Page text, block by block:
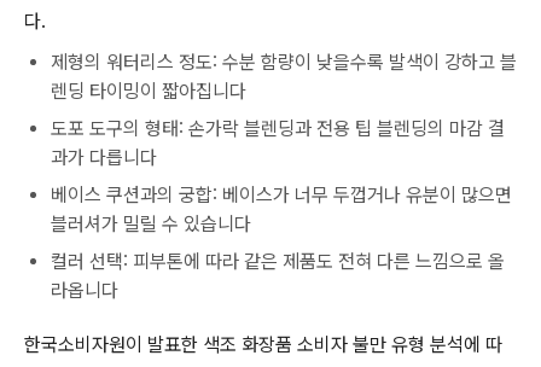
다.
제형의 워터리스 정도: 수분 함량이 낮을수록 발색이 강하고 블
렌딩 타이밍이 짧아집니다
도포 도구의 형태: 손가락 블렌딩과 전용 팁 블렌딩의 마감 결
과가 다릅니다
베이스 쿠션과의 궁합: 베이스가 너무 두껍거나 유분이 많으면
블러셔가 밀릴 수 있습니다
컬러 선택: 피부톤에 따라 같은 제품도 전혀 다른 느낌으로 올
라옵니다
한국소비자원이 발표한 색조 화장품 소비자 불만 유형 분석에 따